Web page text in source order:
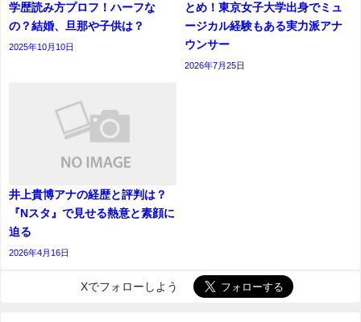
学歴読み方プロフ！ハーフな
の？結婚、旦那や子供は？
2025年10月10日
とめ！東京女子大学出身でミュ
ージカル経験もある実力派アナ
ウンサー
2026年7月25日
井上貴博アナの経歴と評判は？
『Nスタ』で見せる熱意と素顔に
迫る
2026年4月16日
Xでフォローしよう